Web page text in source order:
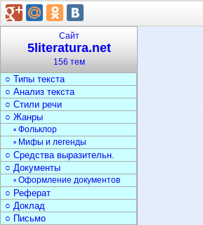
Сайт
5literatura.net
156 тем
○ Поэты
○ Стихи
▫ Стихи о природе
▫ Стихи о войне
▫ Загадки
○ Типы текста
○ Анализ текста
○ Стили речи
○ Жанры
▫ Фольклор
▫ Мифы и легенды
○ Средства выразительн.
○ Документы
▫ Оформление документов
○ Реферат
○ Доклад
○ Письмо